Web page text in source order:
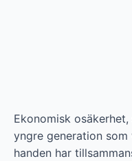
Ekonomisk
yngre generation
handen har